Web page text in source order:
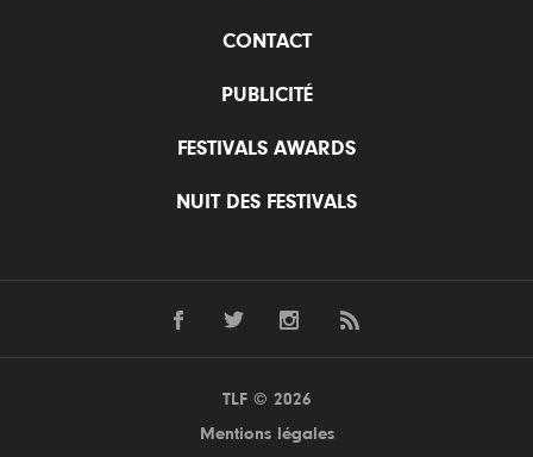
CONTACT
PUBLICITÉ
FESTIVALS AWARDS
NUIT DES FESTIVALS
TLF © 2026
Mentions légales